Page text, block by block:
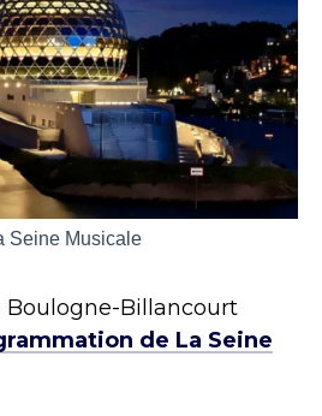
Seine Musicale
Boulogne-Billancourt
de La Seine